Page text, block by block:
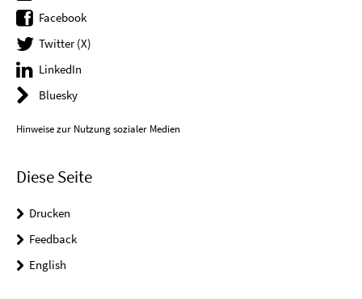
Facebook
Twitter (X)
LinkedIn
Bluesky
Hinweise zur Nutzung sozialer Medien
Diese Seite
Drucken
Feedback
English